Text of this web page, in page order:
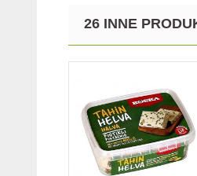
26 INNE